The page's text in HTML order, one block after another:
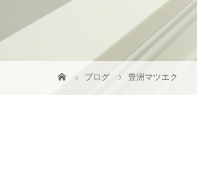
ブログ 豊洲マツエク